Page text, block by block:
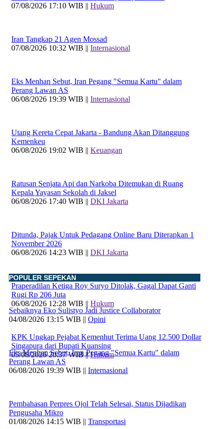
07/08/2026 17:10 WIB || Hukum
Iran Tangkap 21 Agen Mossad
07/08/2026 10:32 WIB || Internasional
Eks Menhan Sebut, Iran Pegang "Semua Kartu" dalam
Perang Lawan AS
06/08/2026 19:39 WIB || Internasional
Utang Kereta Cepat Jakarta - Bandung Akan Ditanggung
Kemenkeu
06/08/2026 19:02 WIB || Keuangan
Ratusan Senjata Api dan Narkoba Ditemukan di Ruang
Kepala Yayasan Sekolah di Jaksel
06/08/2026 17:40 WIB || DKI Jakarta
Ditunda, Pajak Untuk Pedagang Online Baru Diterapkan 1
November 2026
06/08/2026 14:23 WIB || DKI Jakarta
Praperadilan Ketiga Roy Suryo Ditolak, Gagal Dapat Ganti
Rugi Rp 206 Juta
06/08/2026 12:28 WIB || Hukum
KPK Ungkap Pejabat Kemenhut Terima Uang 12.500 Dollar
Singapura dari Bupati Kuansing
05/08/2026 20:37 WIB ||Hukum
POPULER SEPEKAN
Sebaiknya Eko Sulistyo Jadi Justice Collaborator
04/08/2026 13:15 WIB || Opini
Eks Menhan Sebut, Iran Pegang "Semua Kartu" dalam
Perang Lawan AS
06/08/2026 19:39 WIB || Internasional
Pembahasan Perpres Ojol Telah Selesai, Status Dijadikan
Pengusaha Mikro
01/08/2026 14:15 WIB || Transportasi